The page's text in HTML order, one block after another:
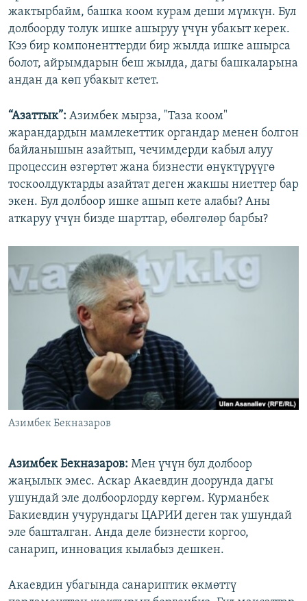
жактырбайм, башка коом курам деши мүмкүн. Бул
долбоорду толук ишке ашыруу үчүн убакыт керек.
Кээ бир компоненттерди бир жылда ишке ашырса
болот, айрымдарын беш жылда, дагы башкаларына
андан да көп убакыт кетет.
“Азаттык”: Азимбек мырза, "Таза коом"
жарандардын мамлекеттик органдар менен болгон
байланышын азайтып, чечимдерди кабыл алуу
процессин өзгөртөт жана бизнести өнүктүрүүгө
тоскоолдуктарды азайтат деген жакшы ниеттер бар
экен. Бул долбоор ишке ашып кете алабы? Аны
аткаруу үчүн бизде шарттар, өбөлгөлөр барбы?
Азимбек Бекназаров
Азимбек Бекназаров: Мен үчүн бул долбоор
жаңылык эмес. Аскар Акаевдин доорунда дагы
ушундай эле долбоорлорду көргөм. Курманбек
Бакиевдин учурундагы ЦАРИИ деген так ушундай
эле башталган. Анда деле бизнести коргоо,
санарип, инновация кылабыз дешкен.
Акаевдин убагында санариптик өкмөттү